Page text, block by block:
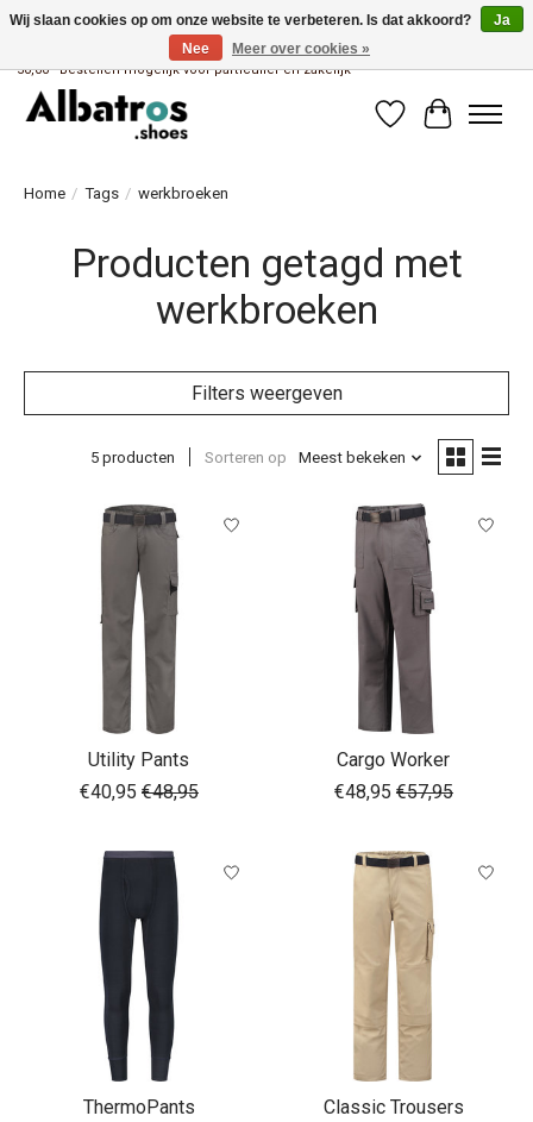
Albatros brandstore van Uniwork Beroepskleding - Gratis verzending vanaf €
50,00 - Bestellen mogelijk voor particulier en zakelijk
Verlanglijst
Home / Tags / werkbroeken
Producten getagd met
werkbroeken
Filters weergeven
5 producten Sorteren op Meest bekeken
Utility Pants
€40,95 €48,95
Cargo Worker
€48,95 €57,95
ThermoPants
Classic Trousers
Wij slaan cookies op om onze website te verbeteren. Is dat akkoord?
Ja
Nee
Meer over cookies »